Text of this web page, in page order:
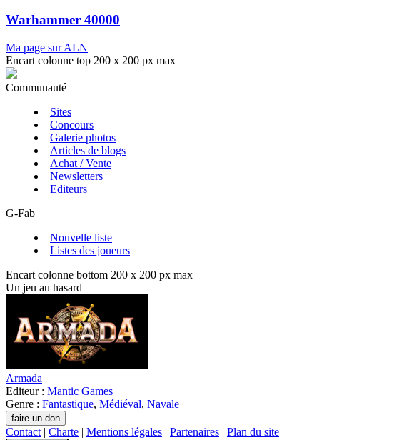
Warhammer 40000
Ma page sur ALN
Encart colonne top 200 x 200 px max
Communauté
Sites
Concours
Galerie photos
Articles de blogs
Achat / Vente
Newsletters
Editeurs
G-Fab
Nouvelle liste
Listes des joueurs
Encart colonne bottom 200 x 200 px max
Un jeu au hasard
Armada
Editeur : Mantic Games
Genre : Fantastique, Médiéval, Navale
Contact | Charte | Mentions légales | Partenaires | Plan du site